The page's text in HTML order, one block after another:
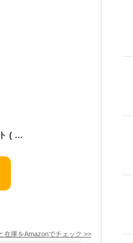
山下屋荘介 果汁100% フルーツジュース 5種 ギフトセット ( 500ml×5本 / 信州産 / 常温 / りんご もも 洋梨 プルーン 王林 ) (ギフト/ 贈り物 ) ジュース 詰め合わせ 飲み比べセット 国産 父の日 ギフト
在庫をAmazonでチェック >>